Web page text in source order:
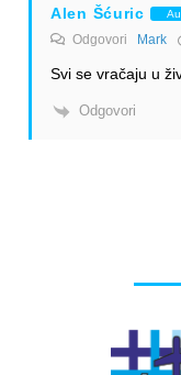
Alen Šćuric
Odgovori Mark
Svi se vračaju u
Odgovori